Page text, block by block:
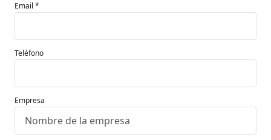
Email *
Teléfono
Empresa